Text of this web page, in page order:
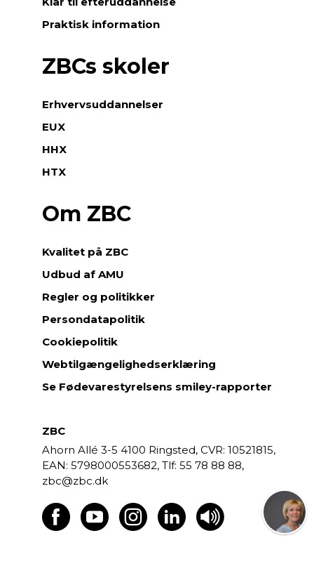
Praktisk information
ZBCs skoler
Erhvervsuddannelser
EUX
HHX
HTX
Om ZBC
Kvalitet på ZBC
Udbud af AMU
Regler og politikker
Persondatapolitik
Cookiepolitik
Webtilgængelighedserklæring
Se Fødevarestyrelsens smiley-rapporter
ZBC
Ahorn Allé 3-5 4100 Ringsted, CVR: 10521815,
EAN: 5798000553682,
55 78 88 88,
zbc@zbc.dk